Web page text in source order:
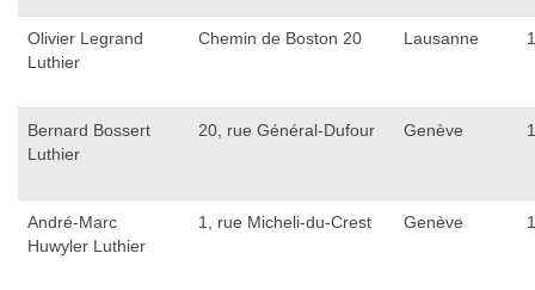
Olivier Legrand
Luthier
Chemin de Boston 20 Lausanne
Bernard Bossert
Luthier
20, rue Général-Dufour Genève
André-Marc
Huwyler Luthier
1, rue Micheli-du-Crest Genève